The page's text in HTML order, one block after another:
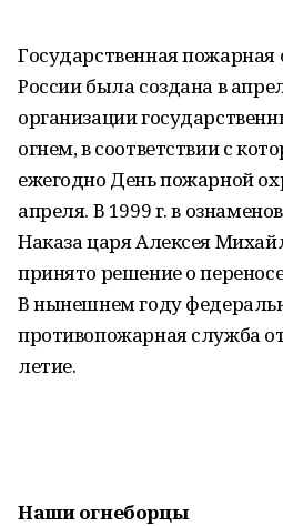
Государственная пожарная
России была создана в
организации
огнем, в соответствии с
ежегодно День пожарной
апреля. В 1999 г. в
Наказа царя Алексея
принято решение о
В нынешнем году
противопожарная служба
летие.
Наши огнеборцы